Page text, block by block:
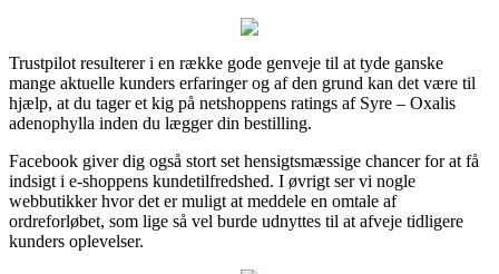
Trustpilot resulterer i en række gode genveje til at tyde ganske
mange aktuelle kunders erfaringer og af den grund kan det være til
hjælp, at du tager et kig på netshoppens ratings af Syre – Oxalis
adenophylla inden du lægger din bestilling.
Facebook giver dig også stort set hensigtsmæssige chancer for at få
indsigt i e-shoppens kundetilfredshed. I øvrigt ser vi nogle
webbutikker hvor det er muligt at meddele en omtale af
ordreforløbet, som lige så vel burde udnyttes til at afveje tidligere
kunders oplevelser.